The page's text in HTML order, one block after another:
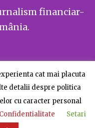
financiar-
Publicitate
cat mai placuta
detalii despre politica
cu caracter personal
Setari